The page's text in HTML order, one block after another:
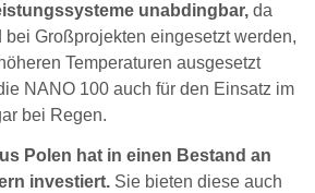
unabdingbar, da
Großprojekten eingesetzt werden,
Temperaturen ausgesetzt
NANO 100 auch für den Einsatz im
bei Regen.
Polen hat in einen Bestand an
investiert. Sie bieten diese auch